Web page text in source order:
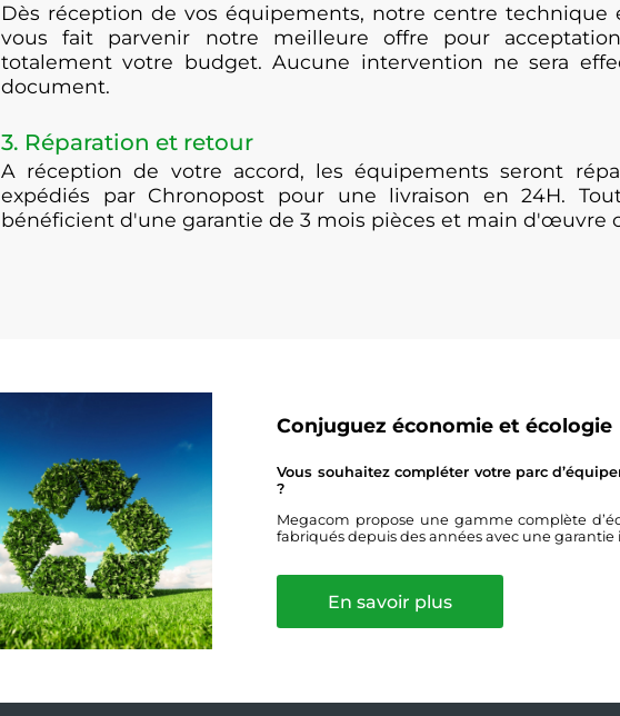
Dès réception de vos équipements, notre centre
vous fait parvenir notre meilleure offre pour
totalement votre budget. Aucune intervention ne sera
document.
3. Réparation et retour
A réception de votre accord, les équipements seront
expédiés par Chronopost pour une livraison en 24H.
bénéficient d'une garantie de 3 mois pièces et main d'œuvre
Conjuguez économie et écologie
Vous souhaitez compléter votre parc
?
Megacom propose une gamme complète
fabriqués depuis des années avec une
En savoir plus